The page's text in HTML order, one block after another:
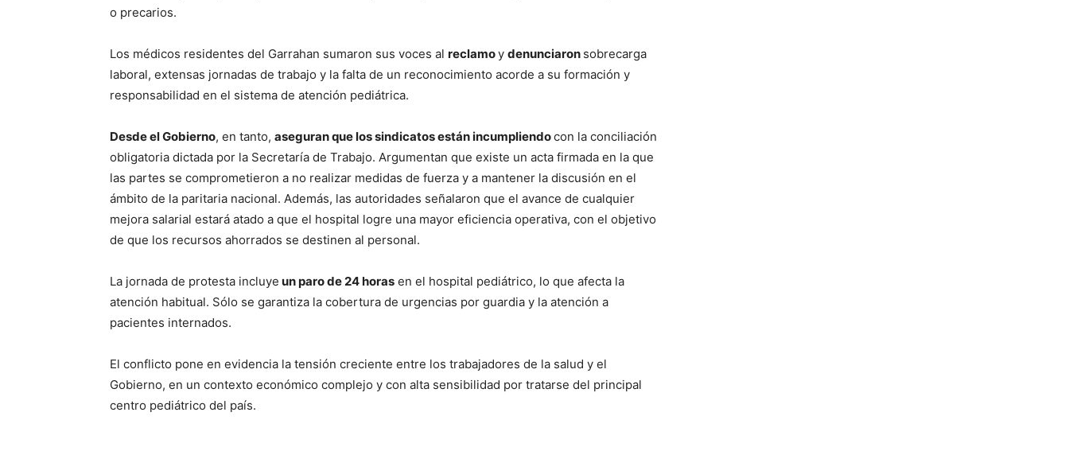
o precarios.
Los médicos residentes del Garrahan sumaron sus voces al reclamoy denunciaron sobrecarga
laboral, extensas jornadas de trabajo y la falta de un reconocimiento acorde a su formación y
responsabilidad en el sistema de atención pediátrica.
Desde el Gobierno, en tanto, aseguran que los sindicatos están incumpliendocon la conciliación
obligatoria dictada por la Secretaría de Trabajo. Argumentan que existe un acta firmada en la que
las partes se comprometieron a no realizar medidas de fuerza y a mantener la discusión en el
ámbito de la paritaria nacional. Además, las autoridades señalaron que el avance de cualquier
mejora salarial estará atado a que el hospital logre una mayor eficiencia operativa, con el objetivo
de que los recursos ahorrados se destinen al personal.
La jornada de protesta incluye un paro de 24 horas en el hospital pediátrico, lo que afecta la
atención habitual. Sólo se garantiza la cobertura de urgencias por guardia y la atención a
pacientes internados.
El conflicto pone en evidencia la tensión creciente entre los trabajadores de la salud y el
Gobierno, en un contexto económico complejo y con alta sensibilidad por tratarse del principal
centro pediátrico del país.